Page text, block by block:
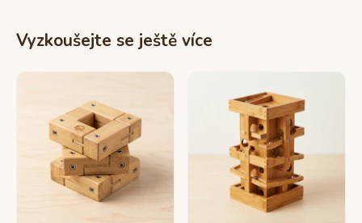
Vyzkoušejte se ještě více